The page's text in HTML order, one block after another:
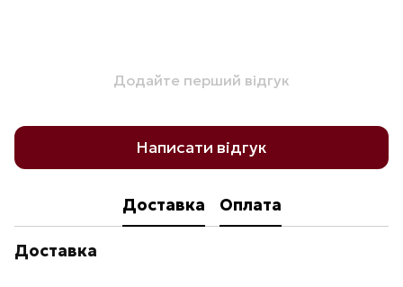
Додайте перший відгук
Написати відгук
Доставка Оплата
Доставка